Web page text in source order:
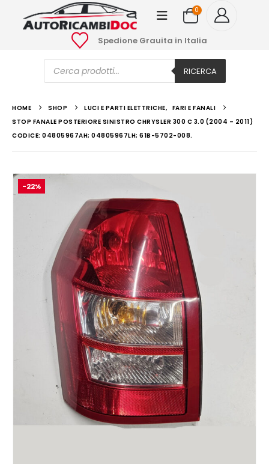
0
Spedione Grauita in Italia
Ricerca
prodotti RICERCA
HOME SHOP LUCI E PARTI ELETTRICHE, FARI E FANALI
STOP FANALE POSTERIORE SINISTRO CHRYSLER 300 C 3.0 (2004 – 2011)
CODICE: 04805967AH; 04805967LH; 61B-5702-008.
-22%